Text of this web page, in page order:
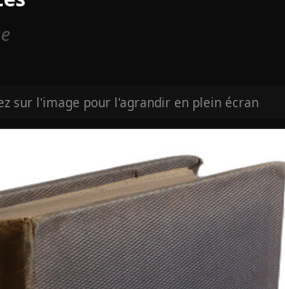
sur l'image pour l'agrandir en plein écran